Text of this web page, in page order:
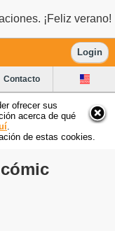
¡Feliz verano!
Login
Contacto
ofrecer sus
acerca de qué
de estas cookies.